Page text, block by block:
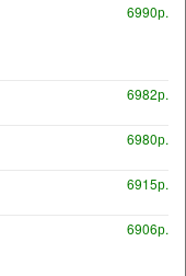
6990р.
6982р.
6980р.
6915р.
6906р.